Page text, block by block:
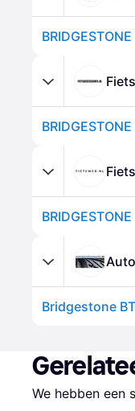
Bridgestone
We hebben een